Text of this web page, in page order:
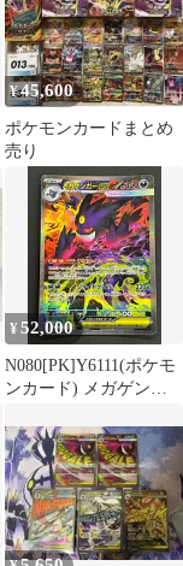
¥45,600
ポケモンカードまとめ
売り
¥52,000
N080[PK]Y6111(ポケモ
ンカード) メガゲンガ
った傷や汚れなし 8/7出
品